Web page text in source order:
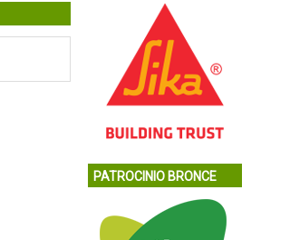
PATROCINIO BRONCE